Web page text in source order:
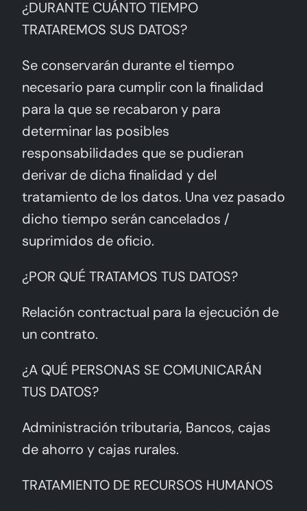
¿DURANTE CUÁNTO TIEMPO
TRATAREMOS SUS DATOS?
Se conservarán durante el tiempo
necesario para cumplir con la finalidad
para la que se recabaron y para
determinar las posibles
responsabilidades que se pudieran
derivar de dicha finalidad y del
tratamiento de los datos. Una vez pasado
dicho tiempo serán cancelados /
suprimidos de oficio.
¿POR QUÉ TRATAMOS TUS DATOS?
Relación contractual para la ejecución de
un contrato.
¿A QUÉ PERSONAS SE COMUNICARÁN
TUS DATOS?
Administración tributaria, Bancos, cajas
de ahorro y cajas rurales.
TRATAMIENTO DE RECURSOS HUMANOS